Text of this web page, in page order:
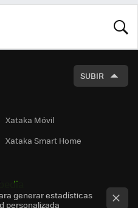
SUBIR
Xataka Móvil
Xataka Smart Home
generar estadísticas
personalizada